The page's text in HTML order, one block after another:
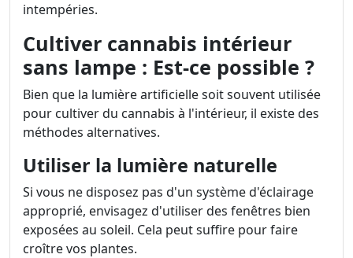
intempéries.
Cultiver cannabis intérieur
sans lampe : Est-ce possible ?
Bien que la lumière artificielle soit souvent utilisée
pour cultiver du cannabis à l'intérieur, il existe des
méthodes alternatives.
Utiliser la lumière naturelle
Si vous ne disposez pas d'un système d'éclairage
approprié, envisagez d'utiliser des fenêtres bien
exposées au soleil. Cela peut suffire pour faire
croître vos plantes.